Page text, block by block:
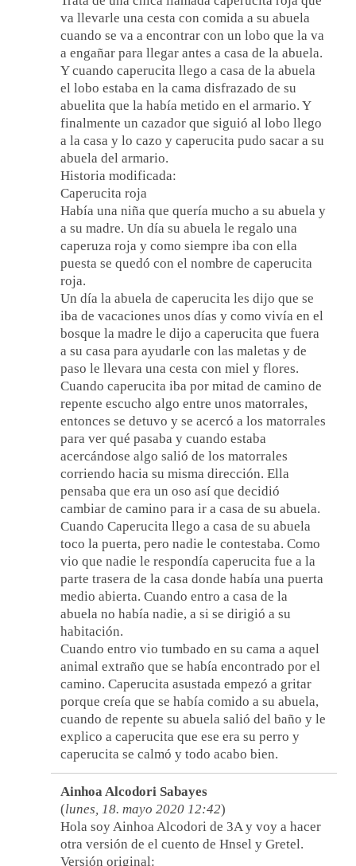
va llevarle una cesta con comida a su abuela
cuando se va a encontrar con un lobo que la va
a engañar para llegar antes a casa de la abuela.
Y cuando caperucita llego a casa de la abuela
el lobo estaba en la cama disfrazado de su
abuelita que la había metido en el armario. Y
finalmente un cazador que siguió al lobo llego
a la casa y lo cazo y caperucita pudo sacar a su
abuela del armario.
Historia modificada:
Caperucita roja
Había una niña que quería mucho a su abuela y
a su madre. Un día su abuela le regalo una
caperuza roja y como siempre iba con ella
puesta se quedó con el nombre de caperucita
roja.
Un día la abuela de caperucita les dijo que se
iba de vacaciones unos días y como vivía en el
bosque la madre le dijo a caperucita que fuera
a su casa para ayudarle con las maletas y de
paso le llevara una cesta con miel y flores.
Cuando caperucita iba por mitad de camino de
repente escucho algo entre unos matorrales,
entonces se detuvo y se acercó a los matorrales
para ver qué pasaba y cuando estaba
acercándose algo salió de los matorrales
corriendo hacia su misma dirección. Ella
pensaba que era un oso así que decidió
cambiar de camino para ir a casa de su abuela.
Cuando Caperucita llego a casa de su abuela
toco la puerta, pero nadie le contestaba. Como
vio que nadie le respondía caperucita fue a la
parte trasera de la casa donde había una puerta
medio abierta. Cuando entro a casa de la
abuela no había nadie, a si se dirigió a su
habitación.
Cuando entro vio tumbado en su cama a aquel
animal extraño que se había encontrado por el
camino. Caperucita asustada empezó a gritar
porque creía que se había comido a su abuela,
cuando de repente su abuela salió del baño y le
explico a caperucita que ese era su perro y
caperucita se calmó y todo acabo bien.
Ainhoa Alcodori Sabayes
(lunes, 18. mayo 2020 12:42)
Hola soy Ainhoa Alcodori de 3A y voy a hacer
otra versión de el cuento de Hnsel y Gretel.
Versión original: